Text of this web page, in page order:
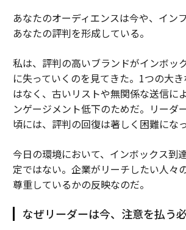
あなたのオーディエンスは今や、イン
あなたの評判を形成している。
私は、評判の高いブランドがインボッ
に失っていくのを見てきた。1つの大
はなく、古いリストや無関係な送信に
ンゲージメント低下のためだ。リーダ
頃には、評判の回復は著しく困難にな
今日の環境において、インボックス到
定ではない。企業がリーチしたい人々
尊重しているかの反映なのだ。
なぜリーダーは今、注意を払う